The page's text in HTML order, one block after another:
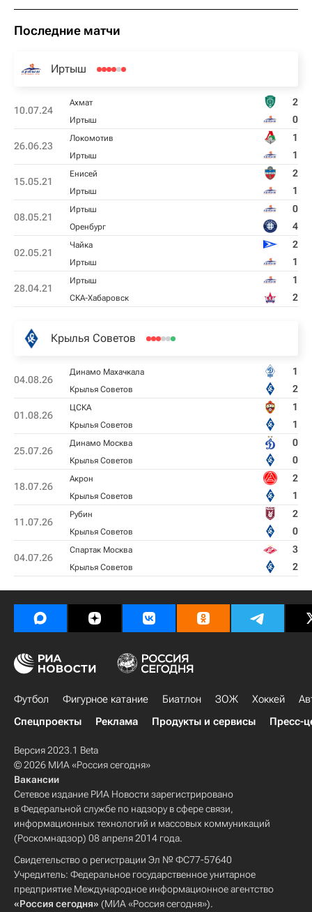
Последние матчи
Иртыш
10.07.24
Ахмат 2
Иртыш 0
26.06.23
Локомотив 1
Иртыш 1
15.05.21
Енисей 2
Иртыш 1
08.05.21
Иртыш 0
Оренбург 4
02.05.21
Чайка 2
Иртыш 1
28.04.21
Иртыш 1
СКА-Хабаровск 2
Крылья Советов
04.08.26
Динамо Махачкала 1
Крылья Советов 2
01.08.26
ЦСКА 1
Крылья Советов 1
25.07.26
Динамо Москва 0
Крылья Советов 0
18.07.26
Акрон 2
Крылья Советов 1
11.07.26
Рубин 2
Крылья Советов 0
04.07.26
Спартак Москва 3
Крылья Советов 2
Футбол Фигурное катание Биатлон ЗОЖ Хоккей
Спецпроекты
Реклама Продукты и сервисы Пресс-
Версия 2023.1 Beta
© 2026 МИА «Россия сегодня»
Вакансии
Сетевое издание РИА Новости зарегистрировано
в Федеральной службе по надзору в сфере связи,
информационных технологий и массовых коммуникаций
(Роскомнадзор) 08 апреля 2014 года.
Свидетельство о регистрации Эл № ФС77-57640
Учредитель: Федеральное государственное унитарное
предприятие Международное информационное агентство
«Россия сегодня» (МИА «Россия сегодня»).